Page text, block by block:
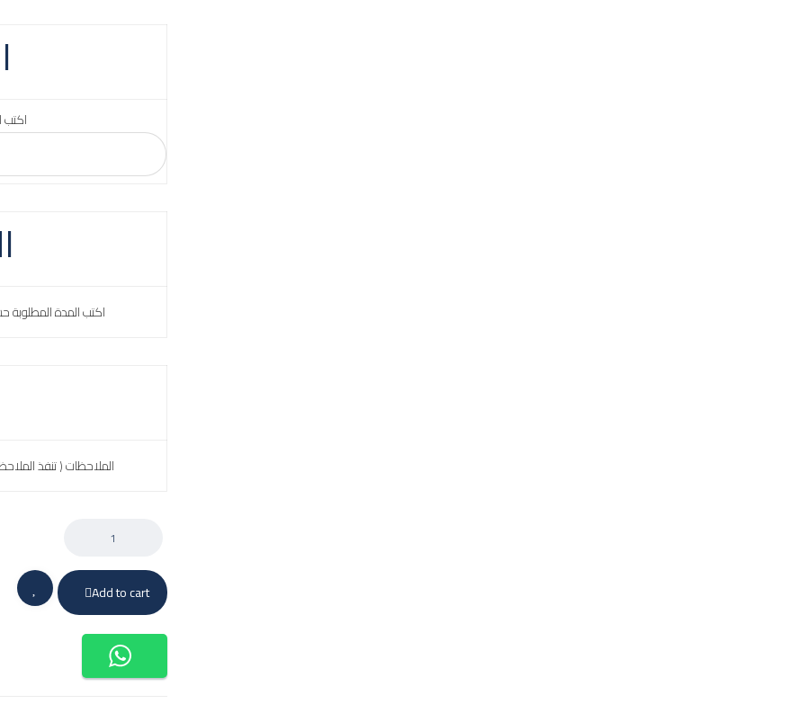
اكتب
اكتب المدة المطلوبة
الملاحظات ( تنفذ
Add to cart